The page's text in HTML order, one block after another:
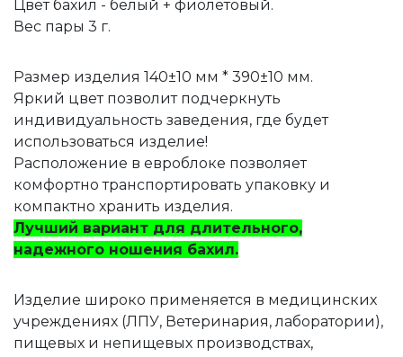
Цвет бахил - белый + фиолетовый.
Вес пары 3 г.
Размер изделия 140±10 мм * 390±10 мм.
Яркий цвет позволит подчеркнуть
индивидуальность заведения, где будет
использоваться изделие!
Расположение в евроблоке позволяет
комфортно транспортировать упаковку и
компактно хранить изделия.
Лучший вариант для длительного,
надежного ношения бахил.
Изделие широко применяется в медицинских
учреждениях (ЛПУ, Ветеринария, лаборатории),
пищевых и непищевых производствах,